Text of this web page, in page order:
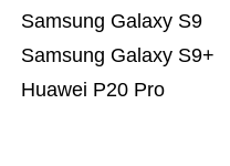
Huawei P20 Pro
Samsung Galaxy S9+
Samsung Galaxy S9